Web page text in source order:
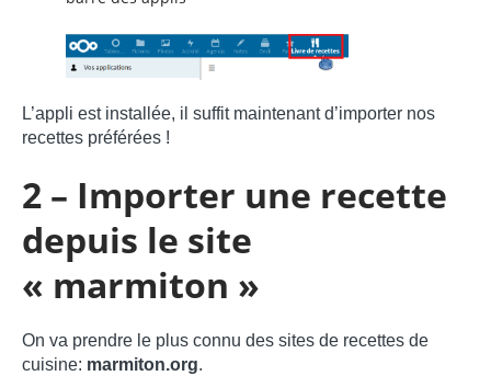
L’appli est installée, il suffit maintenant d’importer nos
recettes préférées !
2 – Importer une recette
depuis le site
« marmiton »
On va prendre le plus connu des sites de recettes de
cuisine: marmiton.org.